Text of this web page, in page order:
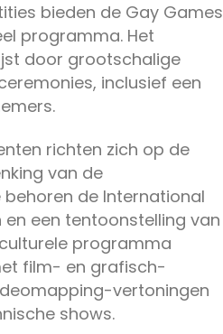
bieden de Gay Games
programma. Het
door grootschalige
inclusief een
richten zich op de
van de
de International
en een tentoonstelling van
programma
film- en grafisch-
vertoningen
shows.